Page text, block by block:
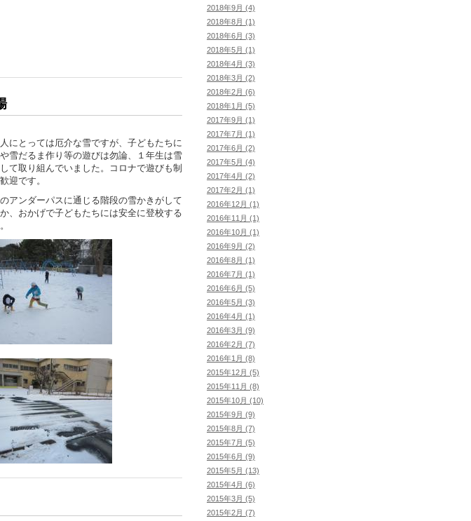
にとっては厄介な雪ですが、子どもたちに
雪だるま作り等の遊びは勿論、１年生は雪
て取り組んでいました。コロナで遊びも制
迎です。
アンダーパスに通じる階段の雪かきがして
、おかげで子どもたちには安全に登校する
2018年9月 (4)
2018年8月 (1)
2018年6月 (3)
2018年5月 (1)
2018年4月 (3)
2018年3月 (2)
2018年2月 (6)
2018年1月 (5)
2017年9月 (1)
2017年7月 (1)
2017年6月 (2)
2017年5月 (4)
2017年4月 (2)
2017年2月 (1)
2016年12月 (1)
2016年11月 (1)
2016年10月 (1)
2016年9月 (2)
2016年8月 (1)
2016年7月 (1)
2016年6月 (5)
2016年5月 (3)
2016年4月 (1)
2016年3月 (9)
2016年2月 (7)
2016年1月 (8)
2015年12月 (5)
2015年11月 (8)
2015年10月 (10)
2015年9月 (9)
2015年8月 (7)
2015年7月 (5)
2015年6月 (9)
2015年5月 (13)
2015年4月 (6)
2015年3月 (5)
2015年2月 (7)